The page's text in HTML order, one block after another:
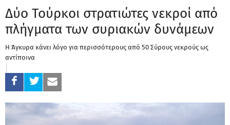
Δύο Τούρκοι στρατιώτες νεκροί από
πλήγματα των συριακών δυνάμεων
Η Άγκυρα κάνει λόγο για περισσότερους από 50 Σύρους νεκρούς ως
αντίποινα